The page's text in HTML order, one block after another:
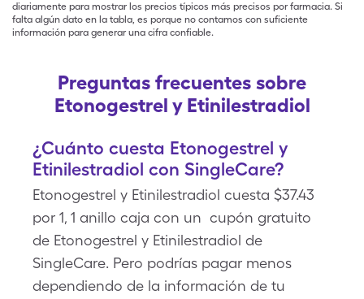
diariamente para mostrar los precios típicos más precisos por farmacia. Si
falta algún dato en la tabla, es porque no contamos con suficiente
información para generar una cifra confiable.
Preguntas frecuentes sobre
Etonogestrel y Etinilestradiol
¿Cuánto cuesta Etonogestrel y
Etinilestradiol con SingleCare?
Etonogestrel y Etinilestradiol cuesta $37.43
por 1, 1 anillo caja con un cupón gratuito
de Etonogestrel y Etinilestradiol de
SingleCare. Pero podrías pagar menos
dependiendo de la información de tu